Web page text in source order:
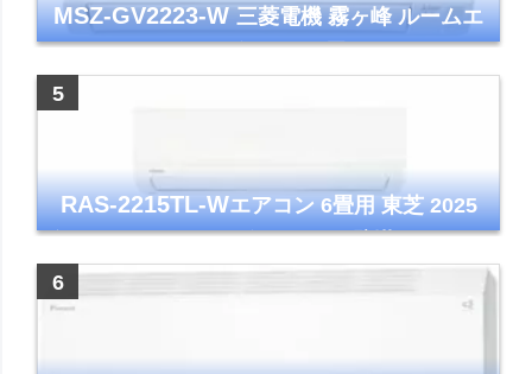
MSZ-GV2223-W三菱電機 霧ヶ峰 ルームエ
アコン GVシリーズ おもに6畳用 ピュアホワ
RAS-2215TL-Wエアコン 6畳用 東芝 2025
年モデル TLシリーズ ホワイト 壁掛け クーラ
ー コンパクト 清潔